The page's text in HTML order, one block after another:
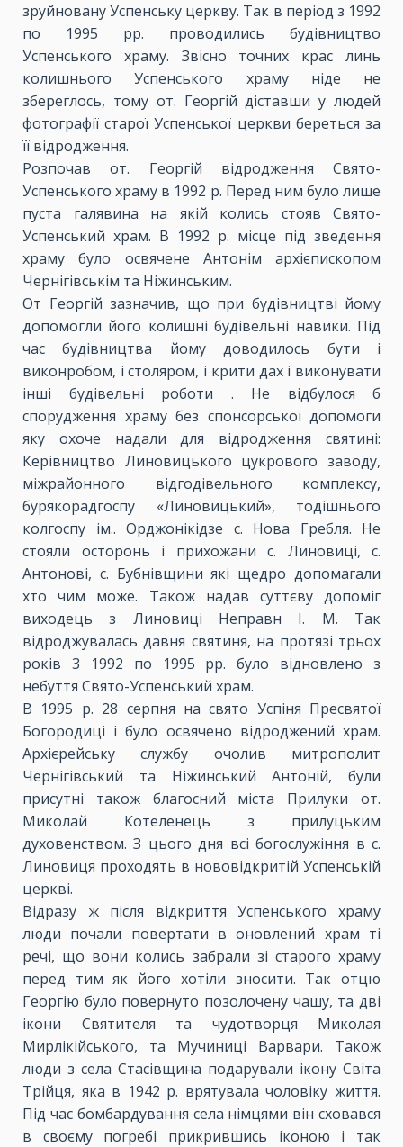
зруйновану Успенську церкву. Так в період з 1992
по 1995 рр. проводились будівництво
Успенського храму. Звісно точних крас линь
колишнього Успенського храму ніде не
збереглось, тому от. Георгій діставши у людей
фотографії старої Успенської церкви береться за
її відродження.
Розпочав от. Георгій відродження Свято-
Успенського храму в 1992 р. Перед ним було лише
пуста галявина на якій колись стояв Свято-
Успенський храм. В 1992 р. місце під зведення
храму було освячене Антонім архієпископом
Чернігівськім та Ніжинським.
От Георгій зазначив, що при будівництві йому
допомогли його колишні будівельні навики. Під
час будівництва йому доводилось бути і
виконробом, і столяром, і крити дах і виконувати
інші будівельні роботи . Не відбулося б
спорудження храму без спонсорської допомоги
яку охоче надали для відродження святині:
Керівництво Линовицького цукрового заводу,
міжрайонного відгодівельного комплексу,
бурякорадгоспу «Линовицький», тодішнього
колгоспу ім.. Орджонікідзе с. Нова Гребля. Не
стояли осторонь і прихожани с. Линовиці, с.
Антонові, с. Бубнівщини які щедро допомагали
хто чим може. Також надав суттєву допоміг
виходець з Линовиці Неправн І. М. Так
відроджувалась давня святиня, на протязі трьох
років 3 1992 по 1995 рр. було відновлено з
небуття Свято-Успенський храм.
В 1995 р. 28 серпня на свято Успіня Пресвятої
Богородиці і було освячено відроджений храм.
Архієрейську службу очолив митрополит
Чернігівський та Ніжинський Антоній, були
присутні також благосний міста Прилуки от.
Миколай Котеленець з прилуцьким
духовенством. З цього дня всі богослужіння в с.
Линовиця проходять в нововідкритій Успенській
церкві.
Відразу ж після відкриття Успенського храму
люди почали повертати в оновлений храм ті
речі, що вони колись забрали зі старого храму
перед тим як його хотіли зносити. Так отцю
Георгію було повернуто позолочену чашу, та дві
ікони Святителя та чудотворця Миколая
Мирлікійського, та Мучиниці Варвари. Також
люди з села Стасівщина подарували ікону Світа
Трійця, яка в 1942 р. врятувала чоловіку життя.
Під час бомбардування села німцями він сховався
в своєму погребі прикрившись іконою і так